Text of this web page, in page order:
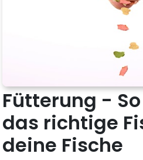
Fütterung -
das richtige
deine Fische